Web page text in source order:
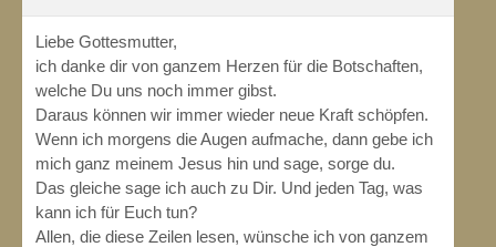
Liebe Gottesmutter,
ich danke dir von ganzem Herzen für die Botschaften,
welche Du uns noch immer gibst.
Daraus können wir immer wieder neue Kraft schöpfen.
Wenn ich morgens die Augen aufmache, dann gebe ich
mich ganz meinem Jesus hin und sage, sorge du.
Das gleiche sage ich auch zu Dir. Und jeden Tag, was
kann ich für Euch tun?
Allen, die diese Zeilen lesen, wünsche ich von ganzem